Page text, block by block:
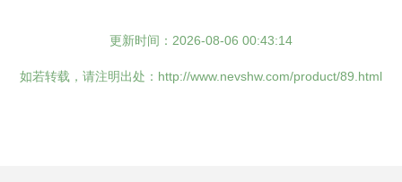
更新时间：2026-08-06 00:43:14
如若转载，请注明出处：http://www.nevshw.com/product/89.html